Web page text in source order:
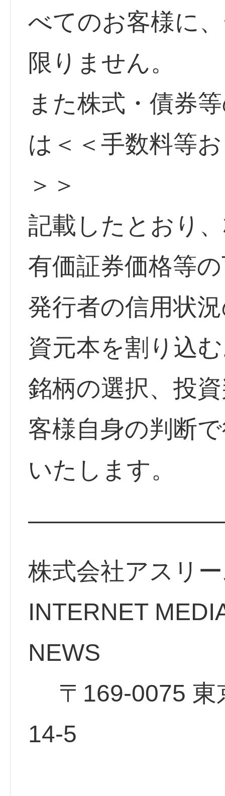
べてのお客様に
限りません。
また株式・債券
は＜＜手数料等
＞＞
記載したとおり
有価証券価格等
発行者の信用状
資元本を割り込
銘柄の選択、投
客様自身の判断
いたします。
株式会社アスリ
INTERNET
〒169-0075 東